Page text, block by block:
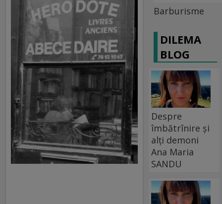
Barburisme
DILEMA
BLOG
Despre
îmbătrînire și
alți demoni
Ana Maria
SANDU